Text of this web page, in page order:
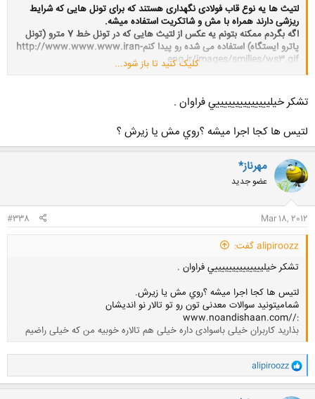
لتیث ها یه نوع قاب فولادی نگهداری هستند که برای تونل هایی که شرایط
ریزشی دارند همراه با مش و شاتکریت استفاده میشه.
اگه بگردم ممکنه بتونم یه عکس از لتیث هایی که در تونل خط 7 مترو (تونل
پاترو ایستگاه) استفاده می شده رو پیدا کنمhttp://www.www.www.iran-
eng.ir/images/smilies/ws3.gif
تونل های پاترول هم تونل هایی هستند که در امتداد تونل اصلی اما اما با
البته این سوالو از یکی از دوستان پرسیدم که دستش (اقا محمد رضا)درد نکنه.
کلیک کنید تا باز شود...
تشكر خيلييييييييييييييي فراوان .
لتيس ها كجا اجرا ميشه ؟روي مش يا زيرش ؟
مهرناز*
عضو جدید
Mar 18, 2012
#338
alipiroozz گفت:
تشكر خيلييييييييييييييي فراوان .
لتيس ها كجا اجرا ميشه ؟روي مش يا زيرش.
شمامیتونید سوالات معدنی تون رو تو تالار نو اندیشان
://www.noandishaan.com
بذارید کاربران خیلی باسوادی داره خیلی هم تالاره خوبیه من که خیلی راضیم
و
ا
ک
alipiroozz